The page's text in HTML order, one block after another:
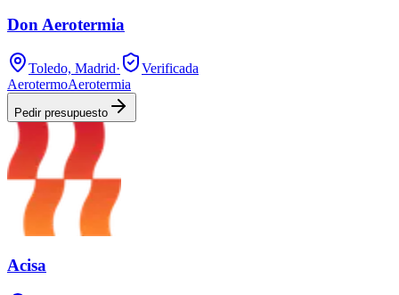
Don Aerotermia
Toledo, Madrid·
Verificada
AerotermoAerotermia
Pedir presupuesto
Acisa